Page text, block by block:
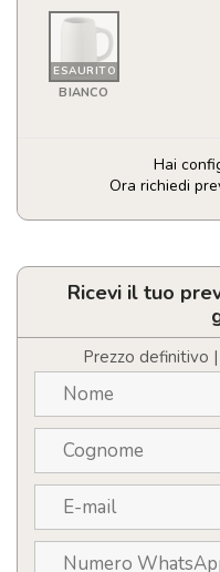
ESAURITO
BIANCO
Hai
Ora richiedi
Boccale
birra
colori
quantità
Ricevi il tuo
Prezzo definitivo